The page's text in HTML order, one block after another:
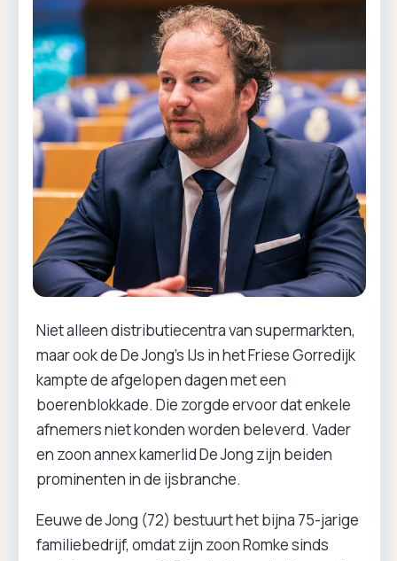
Niet alleen distributiecentra van supermarkten,
maar ook de De Jong’s IJs in het Friese Gorredijk
kampte de afgelopen dagen met een
boerenblokkade. Die zorgde ervoor dat enkele
afnemers niet konden worden beleverd. Vader
en zoon annex kamerlid De Jong zijn beiden
prominenten in de ijsbranche.
Eeuwe de Jong (72) bestuurt het bijna 75-jarige
familiebedrijf, omdat zijn zoon Romke sinds